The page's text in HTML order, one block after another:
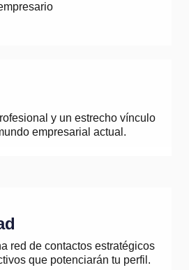
y un estrecho vínculo
empresarial actual.
d
red de contactos estratégicos
que potenciarán tu perfil.